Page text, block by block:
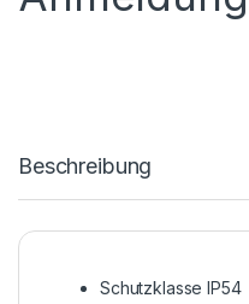
Beschreibung
Schutzklasse IP54